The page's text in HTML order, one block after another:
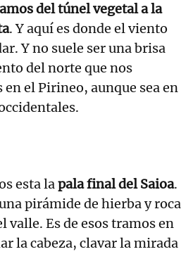
del túnel vegetal a la
. Y aquí es donde el viento
Y no suele ser una brisa
del norte que nos
en el Pirineo, aunque sea en
esta lapala final del Saioa.
pirámide de hierba y roca
valle. Es de esos tramos en
la cabeza, clavar la mirada